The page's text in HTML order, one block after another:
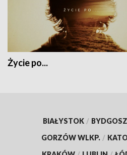
Życie po...
BIAŁYSTOK /
GORZÓW WLKP. /